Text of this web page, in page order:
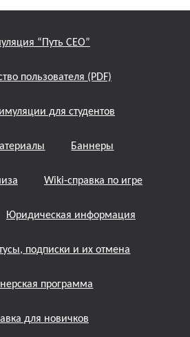
“Путь СЕО”
пользователя (PDF)
для студентов
Баннеры
Wiki-справка по игре
Юридическая информация
подписки и их отмена
программа
для новичков